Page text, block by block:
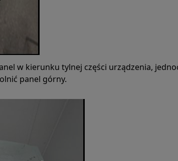
w kierunku tylnej części urządzenia,
panel górny.